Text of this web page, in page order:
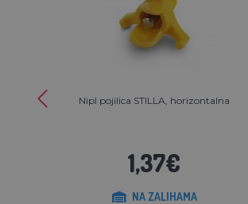
Nipl pojilica STILLA, horizontalna
1,37€
NA ZALIHAMA